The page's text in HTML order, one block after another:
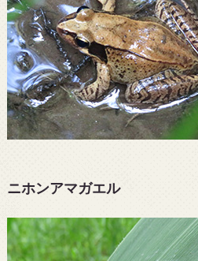
ニホンアマガエル